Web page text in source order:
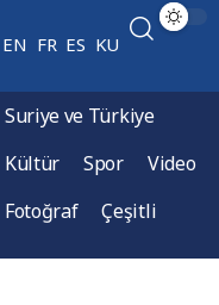
EN FR ES KU
Suriye ve Türkiye
Kültür
Spor
Video
Fotoğraf
Çeşitli